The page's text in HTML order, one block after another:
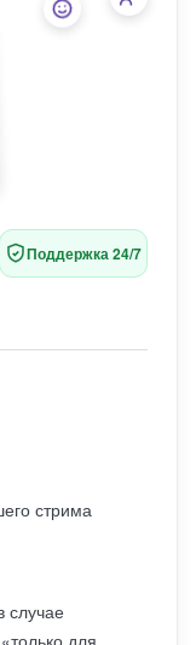
Поддержка 24/7
стрима
случае